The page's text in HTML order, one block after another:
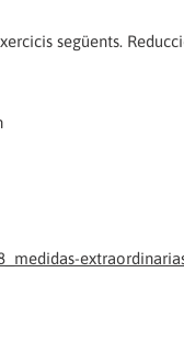
següents.